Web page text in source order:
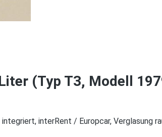
(Typ T3, Modell
interRent / Europcar, Verglasung